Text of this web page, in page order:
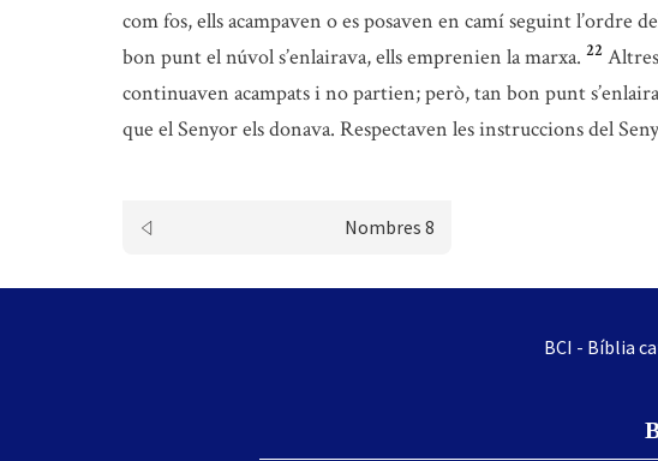
com fos, ells acampaven o es posaven en camí seguint l’ordre
bon punt el núvol s’enlairava, ells emprenien la marxa. 22
continuaven acampats i no partien; però, tan bon punt
que el Senyor els donava. Respectaven les instruccions del
Nombres 8
BCI - Bíblia